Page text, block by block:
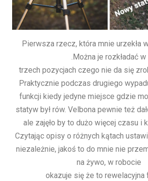
Pierwsza rzecz, która mnie urzekła
.Można je rozkładać w
trzech pozycjach czego nie da się
Praktycznie podczas drugiego
funkcji kiedy jedyne miejsce gdzie
statyw był rów. Velbona pewnie też
ale zajęło by to dużo więcej czasu i
Czytając opisy o różnych kątach
niezależnie, jakoś to do mnie nie
na żywo, w robocie
okazuje się że to rewelacyjna